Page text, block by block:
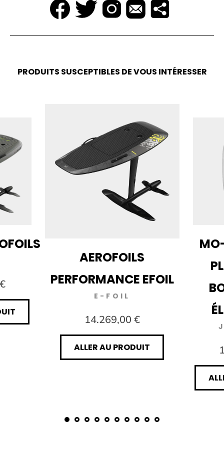
PRODUITS SUSCEPTIBLES DE VOUS INTÉRESSER
AEROFOILS
PERFORMANCE EFOIL
E-FOIL
14.269,00 €
ALLER AU PRODUIT